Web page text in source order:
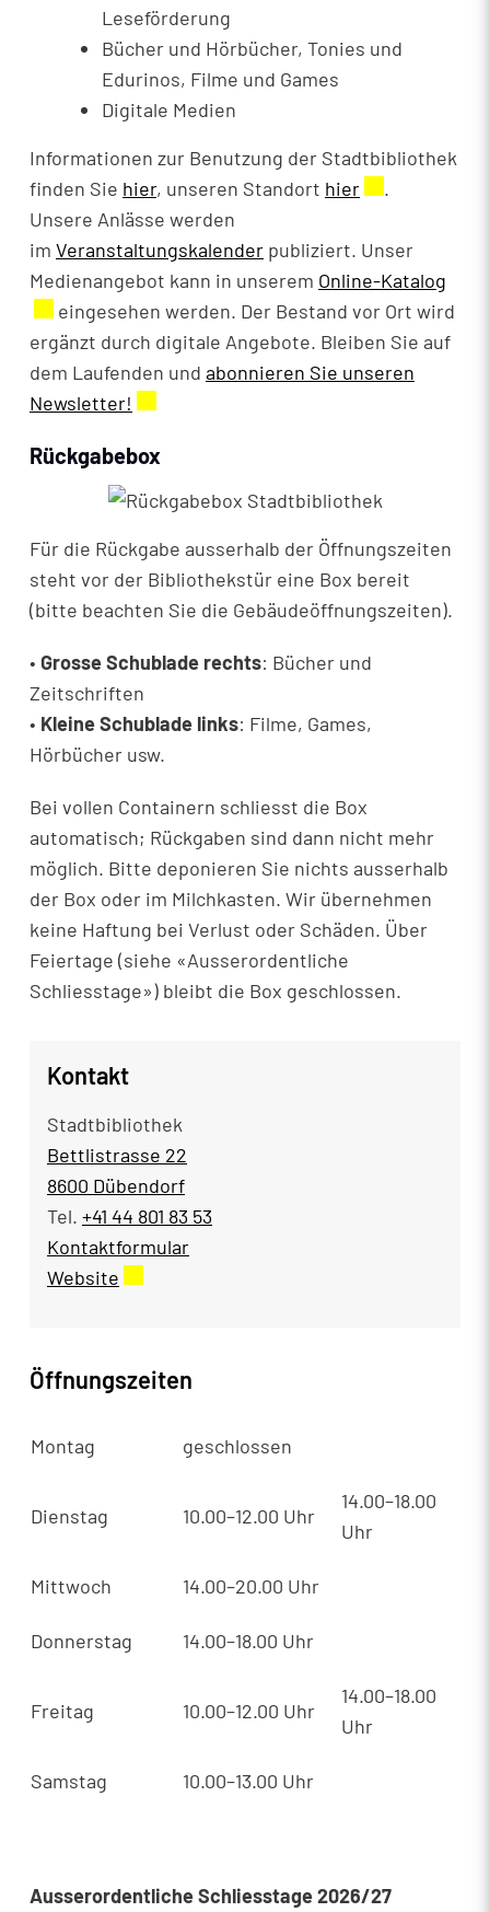
Leseförderung
Bücher und Hörbücher, Tonies und
Edurinos, Filme und Games
Digitale Medien
Informationen zur Benutzung der Stadtbibliothek
finden Sie hier, unseren Standort hier Externer
.
Unsere Anlässe werden
im Veranstaltungskalender publiziert. Unser
Medienangebot kann in unserem Online-Katalog
eingesehen werden. Der Bestand vor Ort wird
ergänzt durch digitale Angebote. Bleiben Sie auf
dem Laufenden und abonnieren Sie unseren
Newsletter!
Rückgabebox
Für die Rückgabe ausserhalb der Öffnungszeiten
steht vor der Bibliothekstür eine Box bereit
(bitte beachten Sie die Gebäudeöffnungszeiten).
• Grosse Schublade rechts: Bücher und
Zeitschriften
• Kleine Schublade links: Filme, Games,
Hörbücher usw.
Bei vollen Containern schliesst die Box
automatisch; Rückgaben sind dann nicht mehr
möglich. Bitte deponieren Sie nichts ausserhalb
der Box oder im Milchkasten. Wir übernehmen
keine Haftung bei Verlust oder Schäden. Über
Feiertage (siehe «Ausserordentliche
Schliesstage») bleibt die Box geschlossen.
Kontakt
Stadtbibliothek
Bettlistrasse 22
8600 Dübendorf
Tel. +41 44 801 83 53
Kontaktformular
Website
Öffnungszeiten
Montag geschlossen
Dienstag 10.00–12.00 Uhr
14.00–18.00
Uhr
Mittwoch 14.00–20.00 Uhr
Donnerstag 14.00–18.00 Uhr
Freitag 10.00–12.00 Uhr
14.00–18.00
Uhr
Samstag 10.00–13.00 Uhr
Ausserordentliche Schliesstage 2026/27